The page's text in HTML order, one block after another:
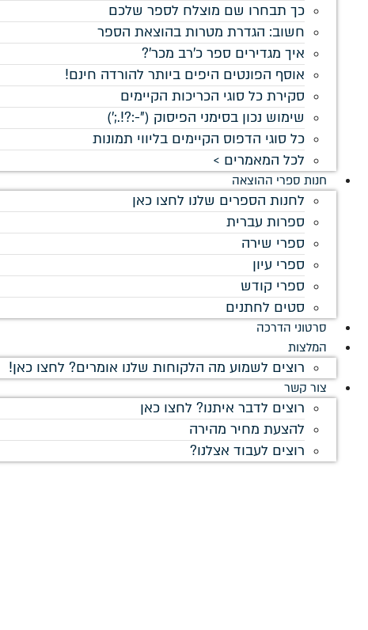
כך תבחרו שם מוצלח לספר שלכם
חשוב: הגדרת מטרות בהוצאת הספר
איך מגדירים ספר כ'רב מכר'?
אוסף הפונטים היפים ביותר להורדה חינם!
סקירת כל סוגי הכריכות הקיימים
שימוש נכון בסימני הפיסוק ("-:?!.;')
כל סוגי הדפוס הקיימים בליווי תמונות
לכל המאמרים >
חנות ספרי ההוצאה
לחנות הספרים שלנו לחצו כאן
ספרות עברית
ספרי שירה
ספרי עיון
ספרי קודש
סטים לחתנים
סרטוני הדרכה
המלצות
רוצים לשמוע מה הלקוחות שלנו אומרים? לחצו כאן!
צור קשר
רוצים לדבר איתנו? לחצו כאן
להצעת מחיר מהירה
רוצים לעבוד אצלנו?